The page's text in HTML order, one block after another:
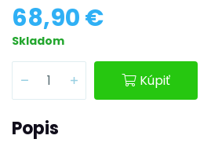
68,90 €
Skladom
Kúpiť
Popis